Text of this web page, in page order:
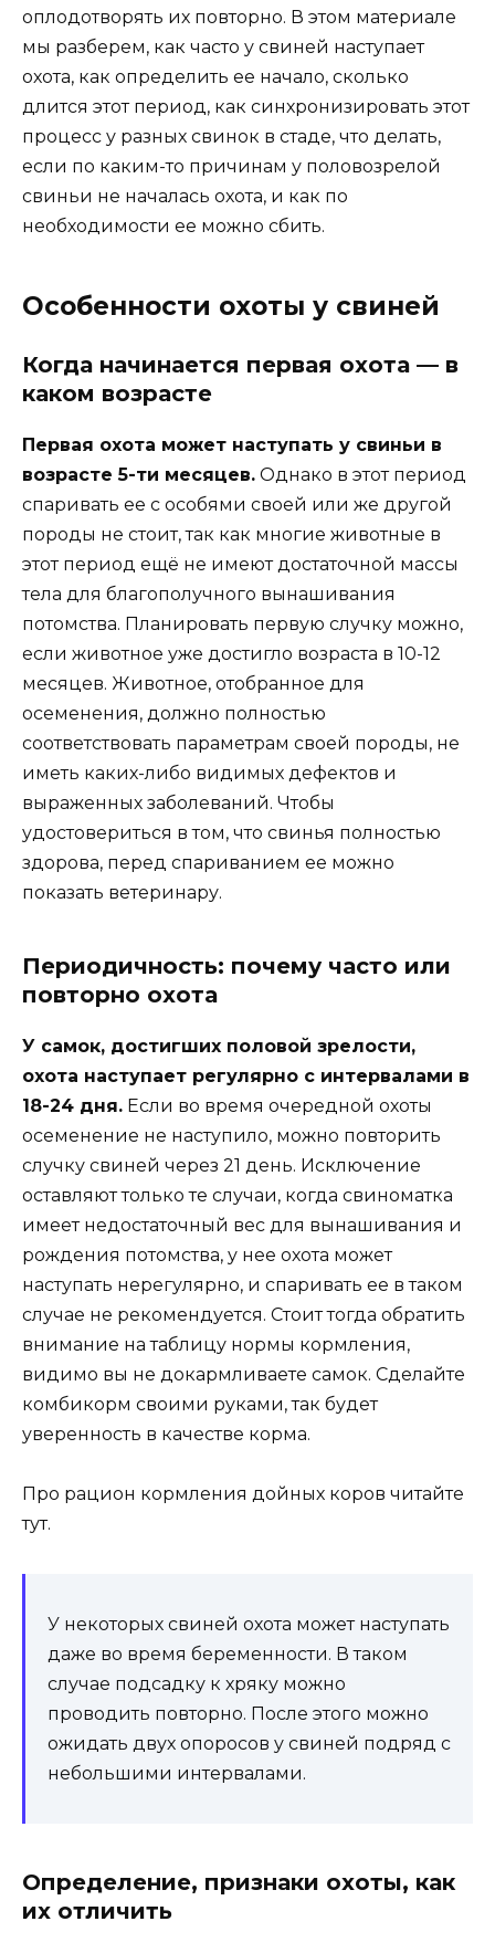
оплодотворять их повторно. В этом материале
мы разберем, как часто у свиней наступает
охота, как определить ее начало, сколько
длится этот период, как синхронизировать этот
процесс у разных свинок в стаде, что делать,
если по каким-то причинам у половозрелой
свиньи не началась охота, и как по
необходимости ее можно сбить.
Особенности охоты у свиней
Когда начинается первая охота — в
каком возрасте
Первая охота может наступать у свиньи в
возрасте 5-ти месяцев. Однако в этот период
спаривать ее с особями своей или же другой
породы не стоит, так как многие животные в
этот период ещё не имеют достаточной массы
тела для благополучного вынашивания
потомства. Планировать первую случку можно,
если животное уже достигло возраста в 10-12
месяцев. Животное, отобранное для
осеменения, должно полностью
соответствовать параметрам своей породы, не
иметь каких-либо видимых дефектов и
выраженных заболеваний. Чтобы
удостовериться в том, что свинья полностью
здорова, перед спариванием ее можно
показать ветеринару.
Периодичность: почему часто или
повторно охота
У самок, достигших половой зрелости,
охота наступает регулярно с интервалами в
18-24 дня. Если во время очередной охоты
осеменение не наступило, можно повторить
случку свиней через 21 день. Исключение
оставляют только те случаи, когда свиноматка
имеет недостаточный вес для вынашивания и
рождения потомства, у нее охота может
наступать нерегулярно, и спаривать ее в таком
случае не рекомендуется. Стоит тогда обратить
внимание на таблицу нормы кормления,
видимо вы не докармливаете самок. Сделайте
комбикорм своими руками, так будет
уверенность в качестве корма.
Про рацион кормления дойных коров читайте
тут.
У некоторых свиней охота может наступать
даже во время беременности. В таком
случае подсадку к хряку можно
проводить повторно. После этого можно
ожидать двух опоросов у свиней подряд с
небольшими интервалами.
Определение, признаки охоты, как
их отличить